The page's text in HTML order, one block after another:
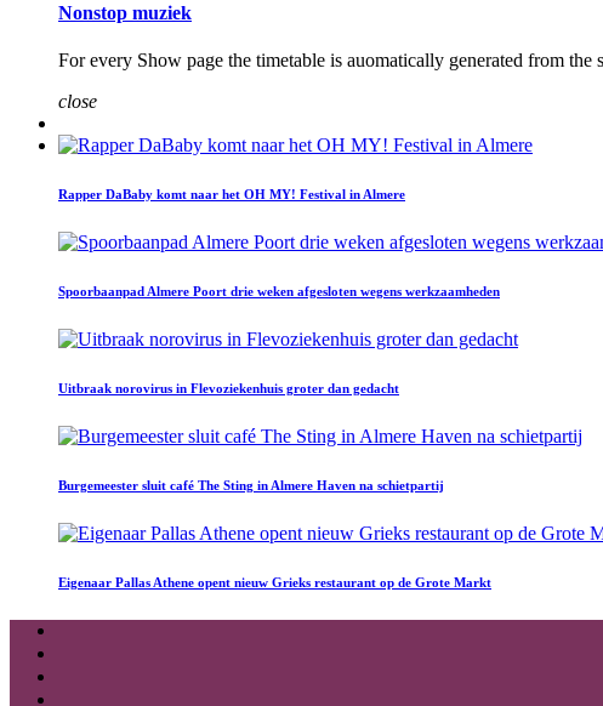
Nonstop muziek
For every Show page the timetable is auomatically generated from
close
Rapper DaBaby komt naar het OH MY! Festival in Almere
Spoorbaanpad Almere Poort drie weken afgesloten wegens werkzaamheden
Uitbraak norovirus in Flevoziekenhuis groter dan gedacht
Burgemeester sluit café The Sting in Almere Haven na schietpartij
Eigenaar Pallas Athene opent nieuw Grieks restaurant op de Grote Markt